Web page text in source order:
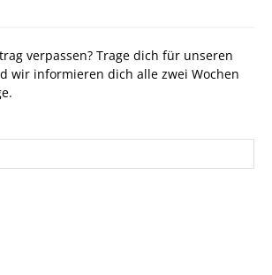
verpassen? Trage dich für unseren
wir informieren dich alle zwei Wochen